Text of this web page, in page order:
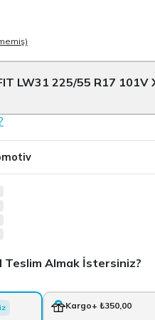
Teslim Almak İstersiniz?
Kargo+ ₺350,00